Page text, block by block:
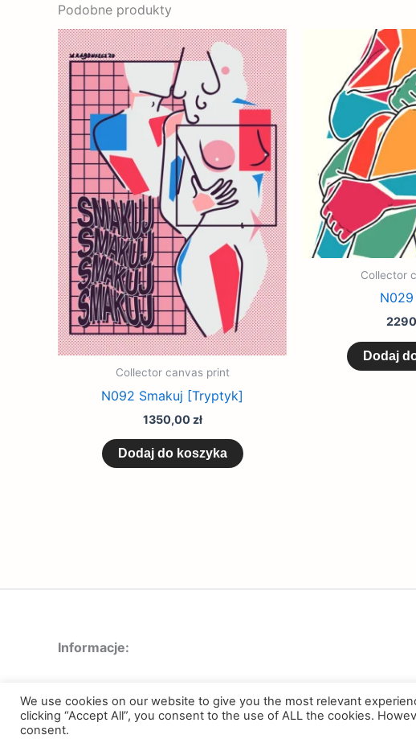
Podobne produkty
Collector canvas print
N092 Smakuj [Tryptyk]
1350,00 zł
Dodaj do koszyka
Collector
Dodaj
Informacje:
Polityka prywatności
We use cookies on our website to give you the most relevant
clicking “Accept All”, you consent to the use of ALL the cookies.
consent.